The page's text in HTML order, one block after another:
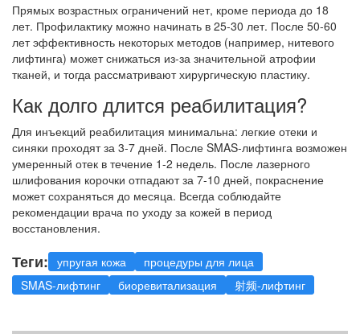
Прямых возрастных ограничений нет, кроме периода до 18
лет. Профилактику можно начинать в 25-30 лет. После 50-60
лет эффективность некоторых методов (например, нитевого
лифтинга) может снижаться из-за значительной атрофии
тканей, и тогда рассматривают хирургическую пластику.
Как долго длится реабилитация?
Для инъекций реабилитация минимальна: легкие отеки и
синяки проходят за 3-7 дней. После SMAS-лифтинга возможен
умеренный отек в течение 1-2 недель. После лазерного
шлифования корочки отпадают за 7-10 дней, покраснение
может сохраняться до месяца. Всегда соблюдайте
рекомендации врача по уходу за кожей в период
восстановления.
Теги: упругая кожа
процедуры для лица
SMAS-лифтинг
биоревитализация 射频-лифтинг